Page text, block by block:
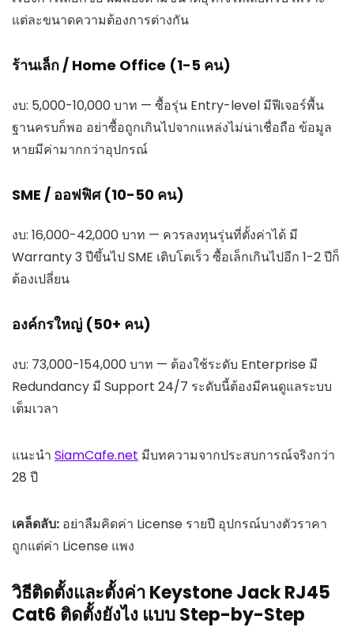
แต่ละขนาดความต้องการต่างกัน
ร้านเล็ก / Home Office (1-5 คน)
งบ: 5,000-10,000 บาท — ซื้อรุ่น Entry-level มีฟีเจอร์พื้น
ฐานครบก็พอ อย่าซื้อถูกเกินไปจากแหล่งไม่น่าเชื่อถือ ข้อมูล
หายมีค่ามากกว่าอุปกรณ์
SME / ออฟฟิศ (10-50 คน)
งบ: 16,000-42,000 บาท — ควรลงทุนรุ่นที่ตั้งค่าได้ มี
Warranty 3 ปีขึ้นไป SME เติบโตเร็ว ซื้อเล็กเกินไปอีก 1-2 ปีก็
ต้องเปลี่ยน
องค์กรใหญ่ (50+ คน)
งบ: 73,000-154,000 บาท — ต้องใช้ระดับ Enterprise มี
Redundancy มี Support 24/7 ระดับนี้ต้องมีคนดูแลระบบ
เต็มเวลา
แนะนำ SiamCafe.net มีบทความจากประสบการณ์จริงกว่า
28 ปี
เคล็ดลับ: อย่าลืมคิดค่า License รายปี อุปกรณ์บางตัวราคา
ถูกแต่ค่า License แพง
วิธีติดตั้งและตั้งค่า Keystone Jack RJ45
Cat6 ติดตั้งยังไง แบบ Step-by-Step